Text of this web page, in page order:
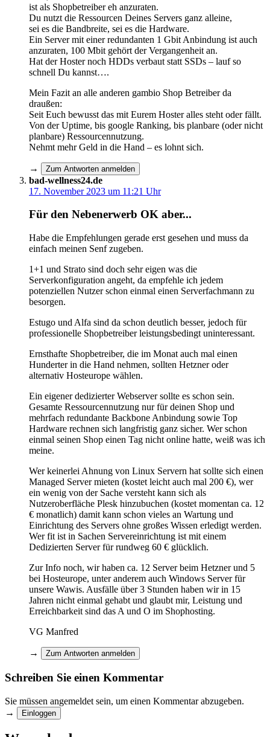
ist als Shopbetreiber eh anzuraten.
Du nutzt die Ressourcen Deines Servers ganz alleine,
sei es die Bandbreite, sei es die Hardware.
Ein Server mit einer redundanten 1 Gbit Anbindung ist auch
anzuraten, 100 Mbit gehört der Vergangenheit an.
Hat der Hoster noch HDDs verbaut statt SSDs – lauf so
schnell Du kannst….
Mein Fazit an alle anderen gambio Shop Betreiber da
draußen:
Seit Euch bewusst das mit Eurem Hoster alles steht oder fällt.
Von der Uptime, bis google Ranking, bis planbare (oder nicht
planbare) Ressourcennutzung.
Nehmt mehr Geld in die Hand – es lohnt sich.
→ Zum Antworten anmelden
bad-wellness24.de
17. November 2023 um 11:21 Uhr
Für den Nebenerwerb OK aber...
Habe die Empfehlungen gerade erst gesehen und muss da
einfach meinen Senf zugeben.
1+1 und Strato sind doch sehr eigen was die
Serverkonfiguration angeht, da empfehle ich jedem
potenziellen Nutzer schon einmal einen Serverfachmann zu
besorgen.
Estugo und Alfa sind da schon deutlich besser, jedoch für
professionelle Shopbetreiber leistungsbedingt uninteressant.
Ernsthafte Shopbetreiber, die im Monat auch mal einen
Hunderter in die Hand nehmen, sollten Hetzner oder
alternativ Hosteurope wählen.
Ein eigener dedizierter Webserver sollte es schon sein.
Gesamte Ressourcennutzung nur für deinen Shop und
mehrfach redundante Backbone Anbindung sowie Top
Hardware rechnen sich langfristig ganz sicher. Wer schon
einmal seinen Shop einen Tag nicht online hatte, weiß was ich
meine.
Wer keinerlei Ahnung von Linux Servern hat sollte sich einen
Managed Server mieten (kostet leicht auch mal 200 €), wer
ein wenig von der Sache versteht kann sich als
Nutzeroberfläche Plesk hinzubuchen (kostet momentan ca. 12
€ monatlich) damit kann schon vieles an Wartung und
Einrichtung des Servers ohne großes Wissen erledigt werden.
Wer fit ist in Sachen Servereinrichtung ist mit einem
Dedizierten Server für rundweg 60 € glücklich.
Zur Info noch, wir haben ca. 12 Server beim Hetzner und 5
bei Hosteurope, unter anderem auch Windows Server für
unsere Wawis. Ausfälle über 3 Stunden haben wir in 15
Jahren nicht einmal gehabt und glaubt mir, Leistung und
Erreichbarkeit sind das A und O im Shophosting.
VG Manfred
→ Zum Antworten anmelden
Schreiben Sie einen Kommentar
Sie müssen angemeldet sein, um einen Kommentar abzugeben.
→
Einloggen